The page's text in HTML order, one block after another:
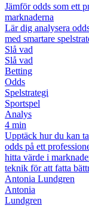
Jämför odds som ett
marknaderna
Lär dig analysera
med smartare
Slå vad
Slå vad
Betting
Odds
Spelstrategi
Sportspel
Analys
4 min
Upptäck hur du kan
odds på ett
hitta värde i
teknik för att fatta
Antonia Lundgren
Antonia
Lundgren